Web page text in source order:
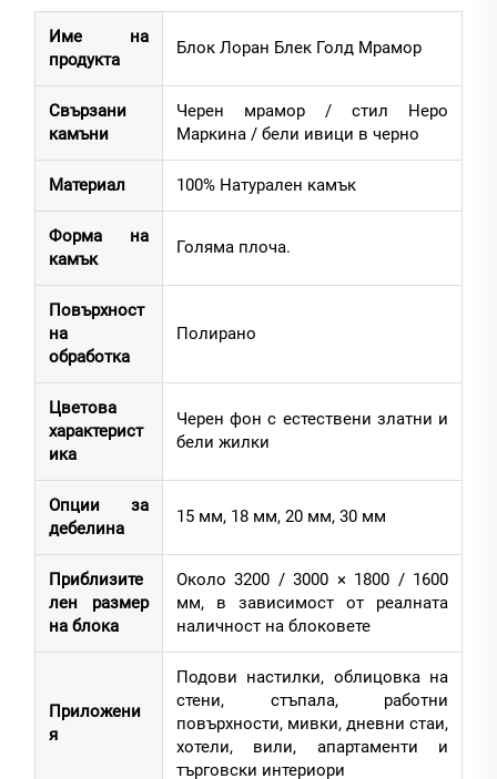
Име на
продукта
Блок Лоран Блек Голд Мрамор
Свързани
камъни
Черен мрамор / стил Неро
Маркина / бели ивици в черно
Материал 100% Натурален камък
Форма на
камък
Голяма плоча.
Повърхност
на
обработка
Полирано
Цветова
характерист
ика
Черен фон с естествени златни и
бели жилки
Опции за
дебелина
15 мм, 18 мм, 20 мм, 30 мм
Приблизите
лен размер
на блока
Около 3200 / 3000 × 1800 / 1600
мм, в зависимост от реалната
наличност на блоковете
Приложени
я
Подови настилки, облицовка на
стени, стъпала, работни
повърхности, мивки, дневни стаи,
хотели, вили, апартаменти и
търговски интериори